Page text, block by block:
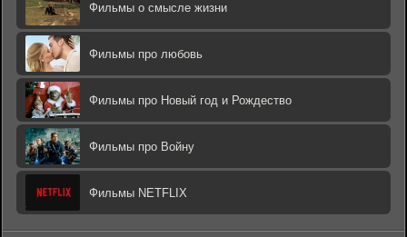
Фильмы о смысле жизни
Фильмы про любовь
Фильмы про Новый год и Рождество
Фильмы про Войну
Фильмы NETFLIX